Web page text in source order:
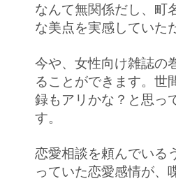
なんて無関係だし、町
な美点を実感していた
今や、女性向け雑誌の
ることができます。世
録もアリかな？と思っ
す。
恋愛相談を頼んでいる
っていた恋愛感情が、